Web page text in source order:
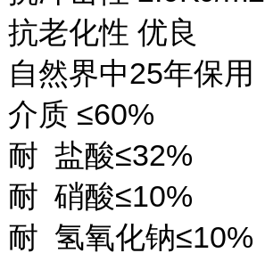
抗老化性 优良
自然界中25年保用
介质 ≤60%
耐 盐酸≤32%
耐 硝酸≤10%
耐 氢氧化钠≤10%